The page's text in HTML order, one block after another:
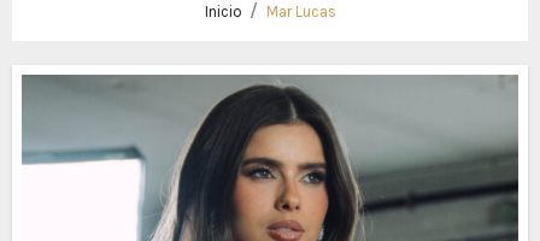
Inicio Mar Lucas